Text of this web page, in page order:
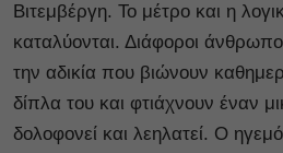
Βιτεμβέργη. Το μέτρο και η
καταλύονται. Διάφοροι
την αδικία που βιώνουν
δίπλα του και φτιάχνουν έναν
δολοφονεί και λεηλατεί. Ο